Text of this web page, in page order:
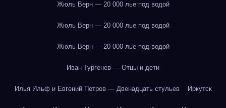
Жюль Верн — 20 000 лье под водой
Жюль Верн — 20 000 лье под водой
Жюль Верн — 20 000 лье под водой
Иван Тургенев — Отцы и дети
Илья Ильф и Евгений Петров — Двенадцать стульев Иркутск